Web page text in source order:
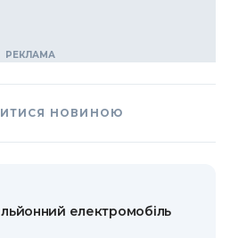
НОВИНОЮ
електромобіль